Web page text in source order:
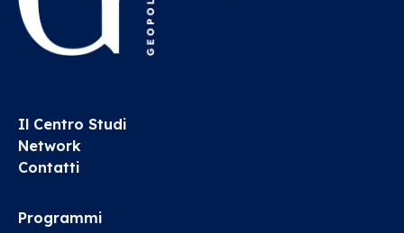
Il Centro Studi
Network
Contatti
Programmi